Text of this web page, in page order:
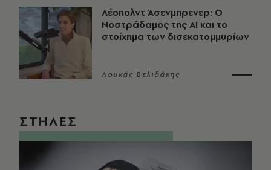
Λέοπολντ Άσενμπρενερ: Ο
Νοστράδαμος της AI και το
στοίχημα των δισεκατομμυρίων
Λουκάς Βελιδάκης
ΣΤΗΛΕΣ